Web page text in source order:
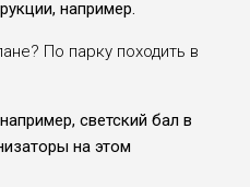
например.
По парку походить в
светский бал в
на этом